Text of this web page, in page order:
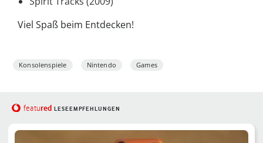
Viel Spaß beim Entdecken!
Konsolenspiele Nintendo Games
featured LESEEMPFEHLUNGEN